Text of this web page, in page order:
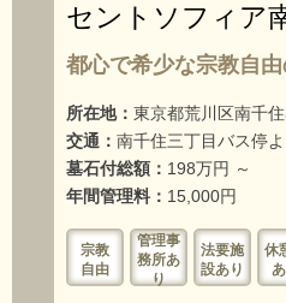
セントソフィア
都心で希少な宗教自由
所在地： 東京都荒川区南千
交通： 南千住三丁目バス停
墓石付総額： 198万円 ～
年間管理料： 15,000円
宗教
自由
管理事
務所あ
り
法要施
設あり
休